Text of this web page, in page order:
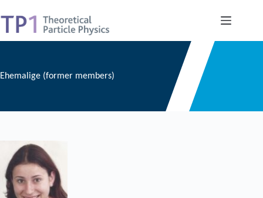
to
content
Ehemalige (former members)